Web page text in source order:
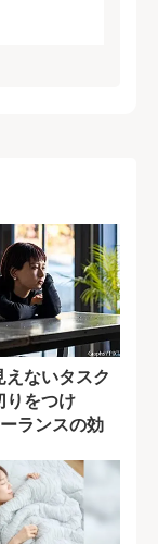
えないタスク
りをつけ
ランスの効